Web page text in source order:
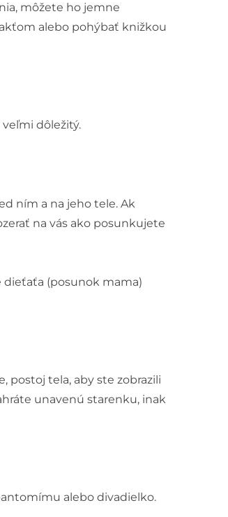
môžete ho jemne
alebo pohýbať knižkou
dôležitý.
ním a na jeho tele. Ak
na vás ako posunkujete
dieťaťa (posunok mama)
postoj tela, aby ste zobrazili
unavenú starenku, inak
alebo divadielko.